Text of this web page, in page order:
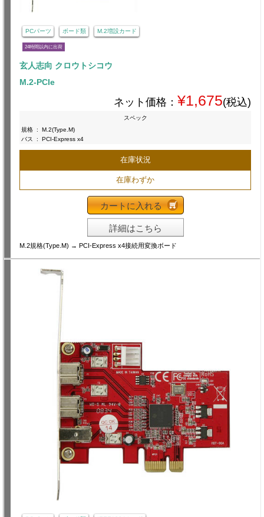
PCパーツ ボード類 M.2増設カード
24時間以内に出荷
玄人志向 クロウトシコウ
M.2-PCIe
ネット価格： ¥1,675(税込)
スペック
規格 :
M.2(Type.M)
バス
: PCI-Express x4
在庫状況
在庫わずか
カートに入れる
詳細はこちら
M.2規格(Type.M) → PCI-Express x4接続用変換ボード